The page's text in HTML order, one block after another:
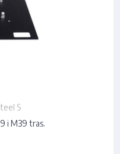
S
i M39 tras.